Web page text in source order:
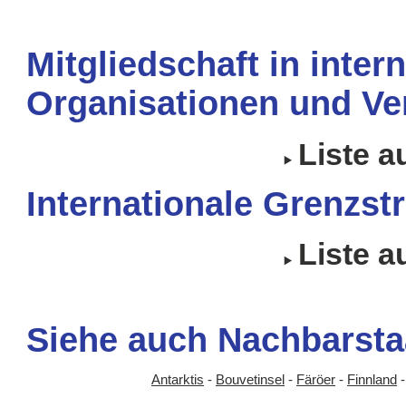
Mitgliedschaft in
Organisationen und
Liste
Internationale
Liste
Siehe auch
Antarktis - Bouvetinsel - Färöer - Finnland